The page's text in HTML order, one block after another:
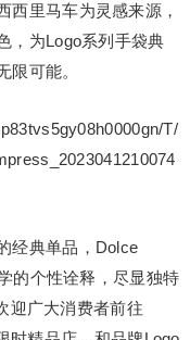
西里马车为灵感来源，
，为Logo系列手袋典
限可能。
经典单品，Dolce
的个性诠释，尽显独特
迎广大消费者前往